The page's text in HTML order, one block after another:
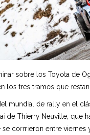
sobre los Toyota de
los tres tramos que
mundial de rally en el
de Thierry Neuville, que
corrrieron entre viernes